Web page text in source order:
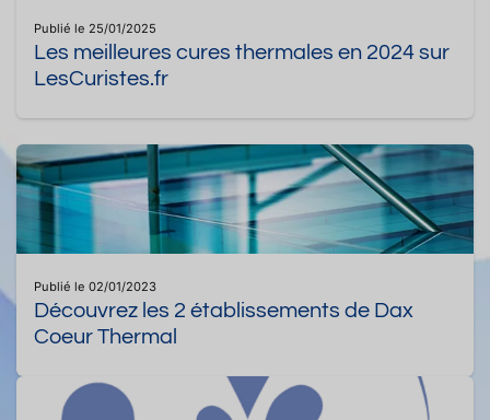
Publié le 25/01/2025
Les meilleures cures thermales en 2024 sur
LesCuristes.fr
Publié le 02/01/2023
Découvrez les 2 établissements de Dax
Coeur Thermal